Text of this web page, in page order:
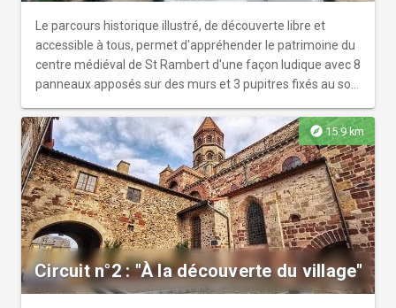
Le parcours historique illustré, de découverte libre et
accessible à tous, permet d'appréhender le patrimoine du
centre médiéval de St Rambert d'une façon ludique avec 8
panneaux apposés sur des murs et 3 pupitres fixés au sol
explore 15.9 km
Circuit n°2 : "À la découverte du village"